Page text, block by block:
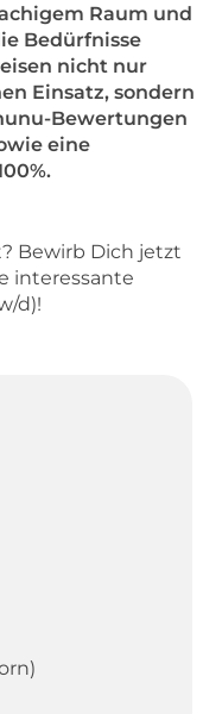
Raum und
Bedürfnisse
nicht nur
Einsatz, sondern
Bewertungen
eine
Bewirb Dich jetzt
interessante
d)!